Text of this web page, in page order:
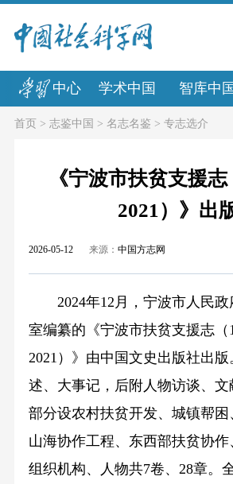
中心 学术中国 智库中国
首页> 志鉴中国 > 名志名鉴 > 专志选介
《宁波市扶贫支援
2021）》出
2026-05-12 来源： 中国方志网
2024年12月，宁波市人民政
室编纂的《宁波市扶贫支援志
2021）》由中国文史出版社出
述、大事记，后附人物访谈、
部分设农村扶贫开发、城镇帮困
山海协作工程、东西部扶贫协作
组织机构、人物共7卷、28章。